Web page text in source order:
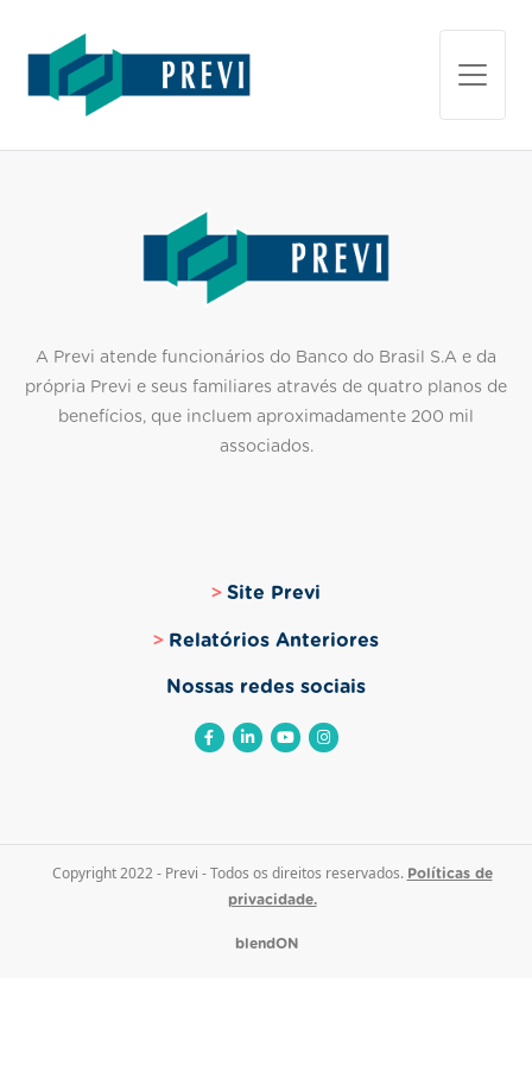
A Previ atende funcionários do Banco do Brasil S.A e da
própria Previ e seus familiares através de quatro planos de
benefícios, que incluem aproximadamente 200 mil
associados.
Site Previ
Relatórios Anteriores
Nossas redes sociais
Copyright 2022 - Previ - Todos os direitos reservados. Políticas de
privacidade.
blendON